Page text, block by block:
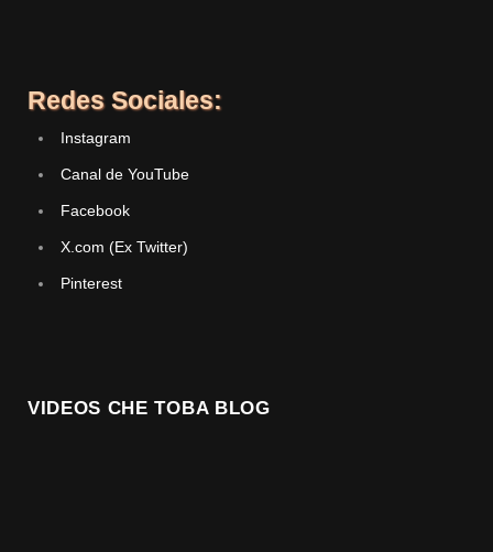
Redes Sociales:
Instagram
Canal de YouTube
Facebook
X.com (Ex Twitter)
Pinterest
VIDEOS CHE TOBA BLOG